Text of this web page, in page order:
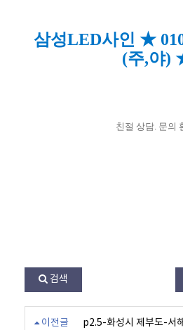
삼성LED사인 ★ 010
(주,야)
친절 상담. 문의
검색
이전글
p2.5-화성시 제부도-서